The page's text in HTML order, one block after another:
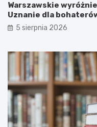
Warszawskie
Uznanie dla
5 sierpnia 2026